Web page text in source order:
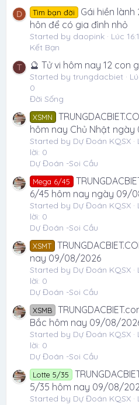
D Tìm bạn đời
Gái hiền
hôn để có gia đình nhỏ
Started by daopink Lúc
Kết Bạn
T 🔮 Tử vi hôm nay 12
Started by trungdacbiet
0
Đời Sống
XSMN
hôm nay Chủ Nhật
Started by Dự Đoán KQSX
lời: 0
Dự Đoán -Soi Cầu
Mega 6/45
6/45 hôm nay ngày 09/
Started by Dự Đoán KQSX
lời: 0
Dự Đoán -Soi Cầu
XSMT
nay 09/08/2026
Started by Dự Đoán KQSX
lời: 0
Dự Đoán -Soi Cầu
XSMB
Bắc hôm nay 09/08/
Started by Dự Đoán KQSX
lời: 0
Dự Đoán -Soi Cầu
Lotte 5/35
5/35 hôm nay 09/08/
Started by Dự Đoán KQSX